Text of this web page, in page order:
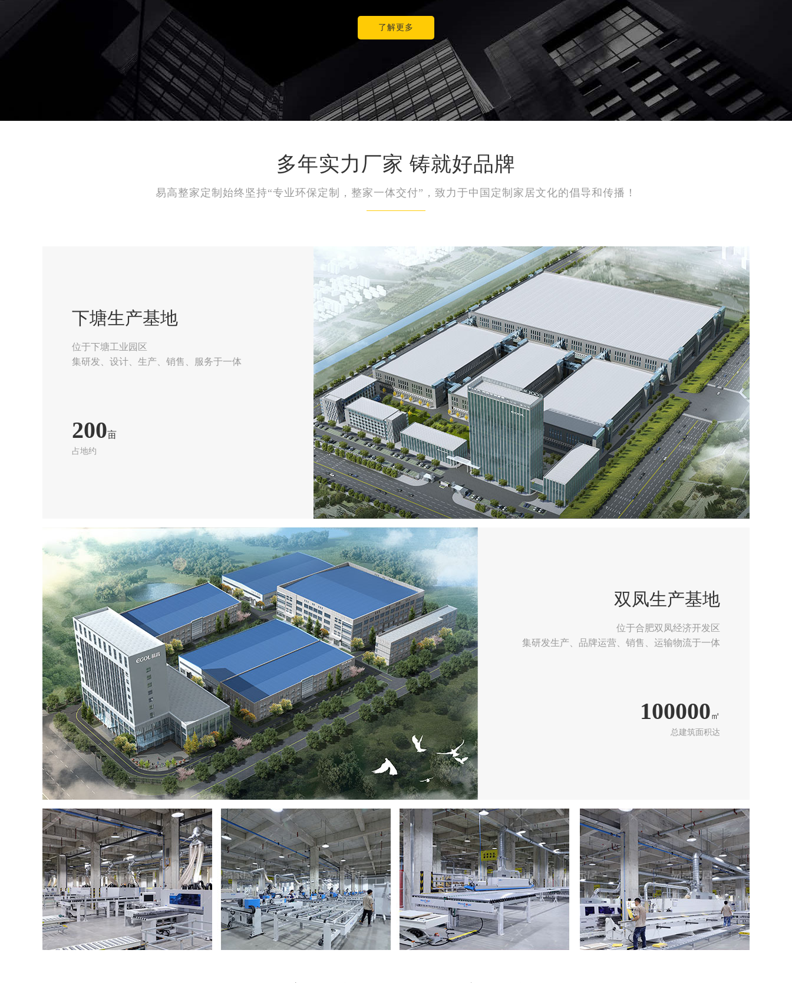
了解更多
多年实力厂家 铸就好品牌
易高整家定制始终坚持“专业环保定制，整家一体交付”，致力于中国定制家居文化的倡导和传播！
下塘生产基地
位于下塘工业园区
集研发、设计、生产、销售、服务于一体
200亩
占地约
双凤生产基地
位于合肥双凤经济开发区
集研发生产、品牌运营、销售、运输物流于一体
100000㎡
总建筑面积达